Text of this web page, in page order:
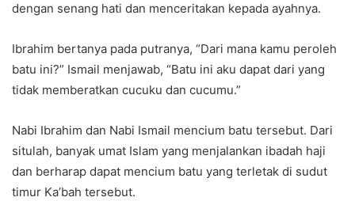
dengan senang hati dan menceritakan kepada ayahnya.
Ibrahim bertanya pada putranya, “Dari mana kamu peroleh
batu ini?” Ismail menjawab, “Batu ini aku dapat dari yang
tidak memberatkan cucuku dan cucumu.”
Nabi Ibrahim dan Nabi Ismail mencium batu tersebut. Dari
situlah, banyak umat Islam yang menjalankan ibadah haji
dan berharap dapat mencium batu yang terletak di sudut
timur Ka’bah tersebut.